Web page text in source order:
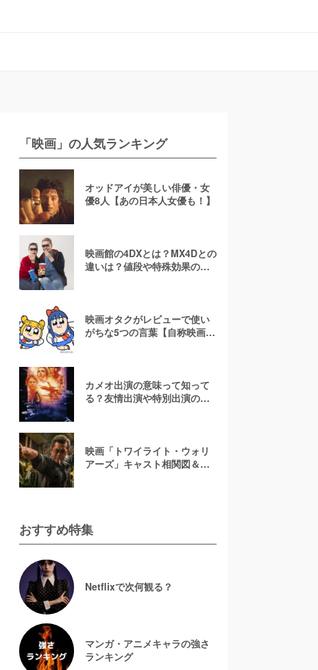
「映画」の人気ランキング
オッドアイが美しい俳優・女
優8人【あの日本人女優も！】
映画館の4DXとは？MX4Dとの
違いは？値段や特殊効果の注
映画オタクがレビューで使い
がちな5つの言葉【自称映画オ
カメオ出演の意味って知って
る？友情出演や特別出演の違
映画「トワイライト・ウォリ
アーズ」キャスト相関図＆登
おすすめ特集
Netflixで次何観る？
マンガ・アニメキャラの強さ
ランキング